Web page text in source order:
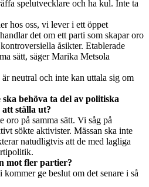
spelutvecklare och ha kul. Inte ta
hos oss, vi lever i ett öppet
det om ett parti som skapar oro
åsikter. Etablerade
sätt, säger Marika Metsola
neutral och inte kan uttala sig om
behöva ta del av politiska
ställa ut?
oro på samma sätt. Vi såg på
sökte aktivister. Mässan ska inte
natudligtvis att de med lagliga
mot fler partier?
ge beslut om det senare i så